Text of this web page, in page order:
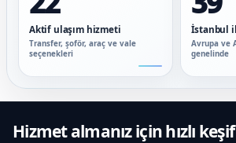
Aktif ulaşım hizmeti
Transfer, şoför, araç ve vale
seçenekleri
İstanbul
Avrupa ve
genelinde
Hizmet almanız için hızlı keşif